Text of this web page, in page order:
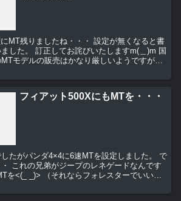
したね・・・ 設定が無くなると書
たしますm(＿)m 国
モデルの販売はかなり厳しいようですが、
フィアット500XにもMTを・・・
たがパンダ4×4に6速MTを設定しました。 で
です